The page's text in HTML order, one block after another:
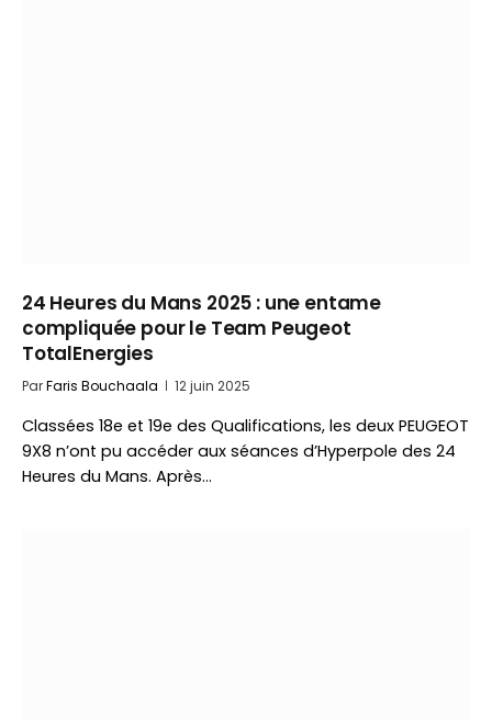
24 Heures du Mans 2025 : une entame
compliquée pour le Team Peugeot
TotalEnergies
ParFaris Bouchaala 12 juin 2025
Classées 18e et 19e des Qualifications, les deux PEUGEOT
9X8 n’ont pu accéder aux séances d’Hyperpole des 24
Heures du Mans. Après…